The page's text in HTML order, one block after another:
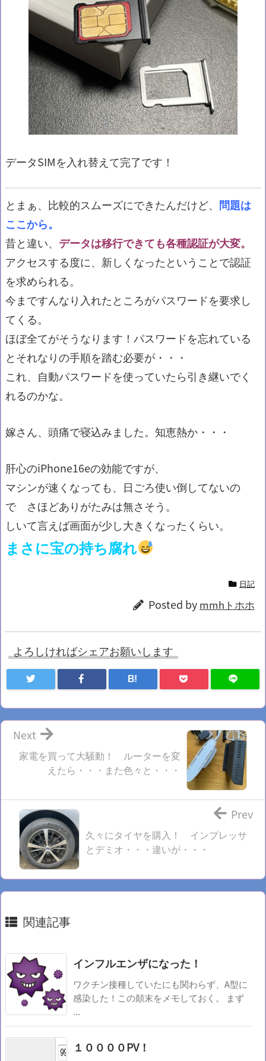
データSIMを入れ替えて完了です！
とまぁ、比較的スムーズにできたんだけど、 問題は
ここから。
昔と違い、 データは移行できても各種認証が大変。
アクセスする度に、新しくなったということで認証
を求められる。
今まですんなり入れたところがパスワードを要求し
てくる。
ほぼ全てがそうなります！パスワードを忘れている
とそれなりの手順を踏む必要が・・・
これ、自動パスワードを使っていたら引き継いでく
れるのかな。
嫁さん、頭痛で寝込みました。知恵熱か・・・
肝心のiPhone16eの効能ですが、
マシンが速くなっても、日ごろ使い倒してないの
で さほどありがたみは無さそう。
しいて言えば画面が少し大きくなったくらい。
まさに宝の持ち腐れ
日記
Posted by mmhトホホ
よろしければシェアお願いします
B!
家電を買って大騒動！ ルーターを変
えたら・・・また色々と・・・
Next
久々にタイヤを購入！ インプレッサ
とデミオ・・・違いが・・・
Prev
関連記事
インフルエンザになった！
ワクチン接種していたにも関わらず、A型に
感染した！この顛末をメモしておく。 まず
...
１００００PV！